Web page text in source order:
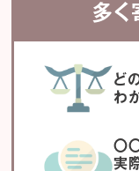
多
ど
わ
〇
実